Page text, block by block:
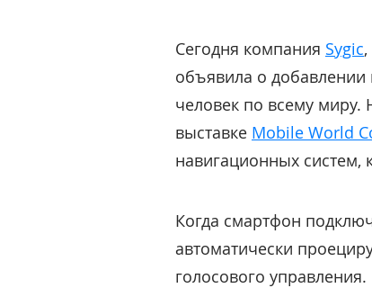
Сегодня компания Sygic
объявила о
человек по всему
выставке Mobile World
навигационных систем,
Когда смартфон
автоматически
голосового